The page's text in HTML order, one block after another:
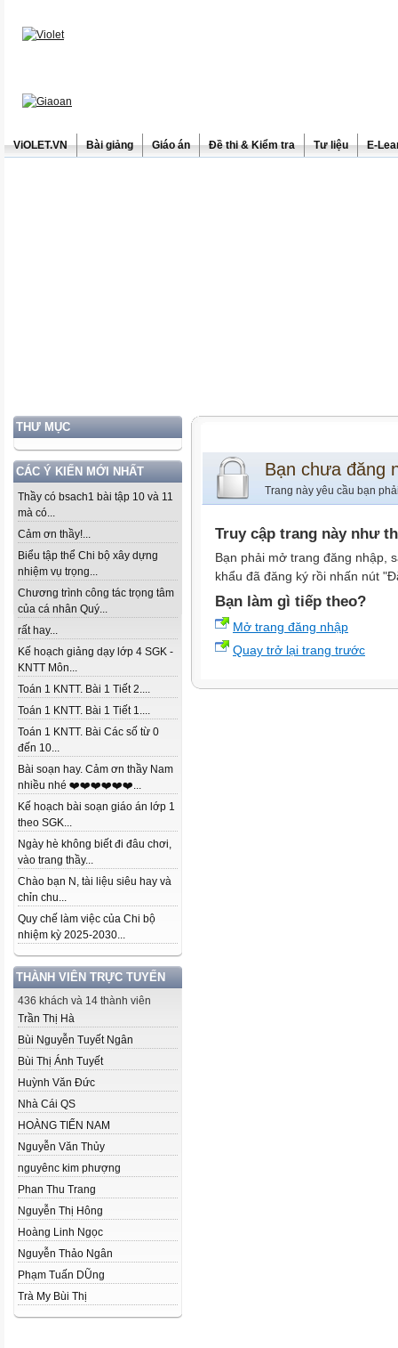
ViOLET.VN Bài giảng Giáo án Đề thi & Kiểm tra Tư liệu E-
THƯ MỤC
CÁC Ý KIẾN MỚI NHẤT
Thầy có bsach1 bài tập 10 và 11
mà có...
Cảm ơn thầy!...
Biểu tập thể Chi bộ xây dựng
nhiệm vụ trọng...
Chương trình công tác trọng tâm
của cá nhân Quý...
rất hay...
Kế hoạch giảng dạy lớp 4 SGK -
KNTT Môn...
Toán 1 KNTT. Bài 1 Tiết 2....
Toán 1 KNTT. Bài 1 Tiết 1....
Toán 1 KNTT. Bài Các số từ 0
đến 10...
Bài soạn hay. Cảm ơn thầy Nam
nhiều nhé ❤️❤️❤️❤️❤️❤️...
Kế hoạch bài soạn giáo án lớp 1
theo SGK...
Ngày hè không biết đi đâu chơi,
vào trang thầy...
Chào bạn N, tài liệu siêu hay và
chỉn chu...
Quy chế làm việc của Chi bộ
nhiệm kỳ 2025-2030...
THÀNH VIÊN TRỰC TUYẾN
436 khách và 14 thành viên
Trần Thị Hà
Bùi Nguyễn Tuyết Ngân
Bùi Thị Ánh Tuyết
Huỳnh Văn Đức
Nhà Cái QS
HOÀNG TIẾN NAM
Nguyễn Văn Thủy
nguyênc kim phượng
Phan Thu Trang
Nguyễn Thị Hông
Hoàng Linh Ngọc
Nguyễn Thảo Ngân
Phạm Tuấn DŨng
Trà My Bùi Thị
Bạn chưa đăng
Trang này yêu cầu bạn
Truy cập trang này như
Bạn phải mở trang đăng nhập,
khẩu đã đăng ký rồi nhấn nút
Bạn làm gì tiếp theo?
Mở trang đăng nhập
Quay trở lại trang trước